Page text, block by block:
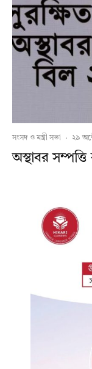
সংসদ ও মন্ত্রী সভা · ২৯
অস্থাবর